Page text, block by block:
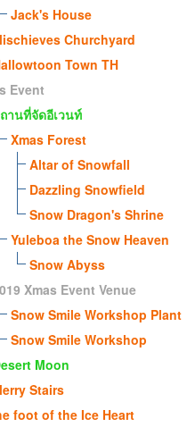
Jack's House
Churchyard
Town TH
Event
านที่จัดอีเวนท์
Xmas Forest
Altar of Snowfall
Dazzling Snowfield
Snow Dragon's Shrine
Yuleboa the Snow Heaven
Snow Abyss
Xmas Event Venue
Snow Smile Workshop Plant
Snow Smile Workshop
Moon
Stairs
foot of the Ice Heart